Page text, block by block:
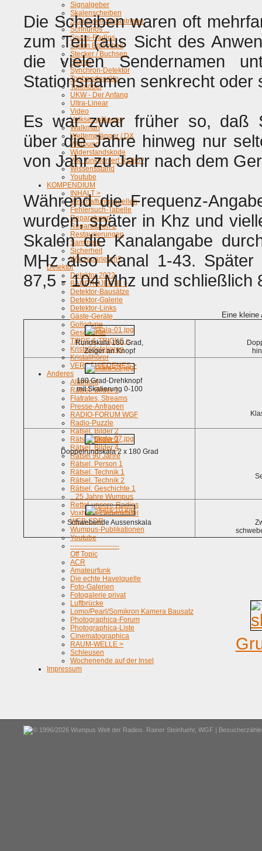
Signalgeber
Skalenscheiben
Skalenseil Seilantriebe
Schnurlos ...
Spass-Radios
s-plan Bibliothek
Stecker / Buchsen
Stereo
Synchron-Detektor
Tonbandgeräte
Tonmöbel
UKW - Der Anfang
Ultra-Linear
Video
Volksempfänger
Walkman
Weltempfänger / DX
Werbung
Widerstandskode
Wie funktioniert Radio?
Wissensstand
Youtube
KOMPENDIUM
INHALT >
Beschaffungsquellen
Fehlersuch-Tabelle
Reparaturen
Reparaturen 2
Restaurierungen
Sammeln
Sicherheit
Wie reparieren?
Detektor
Detektor 2022
BAUPROJEKTE >
Detektor-Bausätze
Detektor-Galerie
Detektor-Links
Gäste-Geräte
Gollodyne
Geschichte
TIPPS & TRICKS >
Kristalldetekoren
Kristallhörer
VERSCHIEDENES >
Anderes
Altamont
Rätsel. Bilder 1
Flatrates, Streams
Presse-Anfragen
RADIO-FORUM WGF
Radio-Puzzle
Rätsel. Bilder 2
Rätsel. Bilder 3
Rätsel. Bilder 4
Rätsel 90 Jahre
Rätsel. Person 1
Rätsel. Technik 1
Rätsel. Technik 2
Rätsel. Geschichte 1
.. 25 Jahre Wumpus
Rettet-unsere-Radios
Voxhaus-Gedenktafel
WEB-SDR
Wumpus-Publikationen
Youtube
---------------------
Off Topic
ACR
Amateurfunk
Die echte Havelquelle
Foto-Galerien
Fotogalerie privat
Luftbrücke
Lomo/Pearl/Somikron Kamera Bausatz
Photographica-Forum
Photographica-Liste
Cinematographica
RAUM-WELLE >
Schleusen
Wochenende auf der Insel
Impressum
Die Scheiben waren oft
zum Teil (aus Sicht des
die vielen Sendernamen
Stationsnamen senkrecht oder
Es war zwar früher so, daß
über die Jahre hinweg nur
von Jahr zu Jahr nach dem
Während die Frequenz-
wurden, später in Khz und
Skalen die Kanalangabe
MHz also Kanal 1-43.
87,5 - 104 Mhz und schließlich
Eine kleine
Rundskala 180 Grad,
Zeiger an Knopf
180 Grad-Drehknopf
mit Skalierung 0-100
Doppelrundskala 2 x 180 Grad
Schwebende Aussenskala
© 1996/2026 Wumpus Welt der Radios. Rainer Steinfuehr, WGF |